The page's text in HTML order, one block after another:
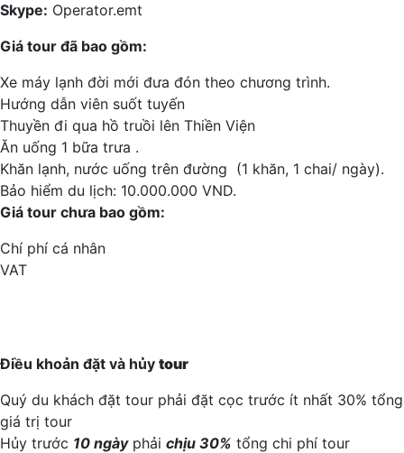
Skype: Operator.emt
Giá tour đã bao gồm:
Xe máy lạnh đời mới đưa đón theo chương trình.
Hướng dẫn viên suốt tuyến
Thuyền đi qua hồ truồi lên Thiền Viện
Ăn uống 1 bữa trưa .
Khăn lạnh, nước uống trên đường (1 khăn, 1 chai/ ngày).
Bảo hiểm du lịch: 10.000.000 VND.
Giá tour chưa bao gồm:
Chí phí cá nhân
VAT
Điều khoản đặt và hủy tour
Quý du khách đặt tour phải đặt cọc trước ít nhất 30% tổng
giá trị tour
Hủy trước 10 ngàyphải chịu 30% tổng chi phí tour